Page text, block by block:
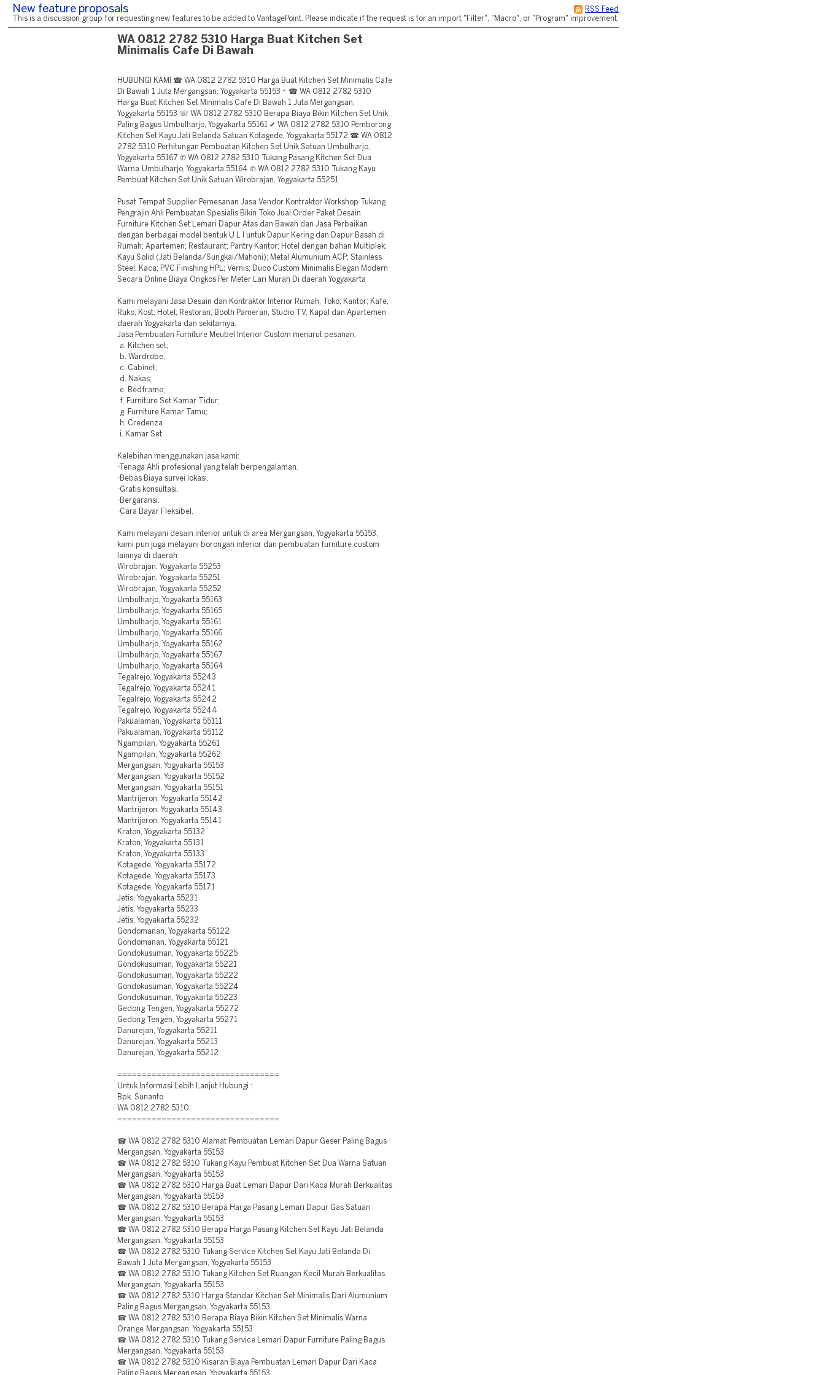
RSS Feed
New feature proposals
This is a discussion group for requesting new features to be added to VantagePoint. Please indicate if the request is for an import "Filter", "Macro", or "Program" improvement.
WA 0812 2782 5310 Harga Buat Kitchen Set
Minimalis Cafe Di Bawah
HUBUNGI KAMI ☎ WA 0812 2782 5310 Harga Buat Kitchen Set Minimalis Cafe
Di Bawah 1 Juta Mergangsan, Yogyakarta 55153 ~ ☎ WA 0812 2782 5310
Harga Buat Kitchen Set Minimalis Cafe Di Bawah 1 Juta Mergangsan,
Yogyakarta 55153 ☏ WA 0812 2782 5310 Berapa Biaya Bikin Kitchen Set Unik
Paling Bagus Umbulharjo, Yogyakarta 55161 ✔ WA 0812 2782 5310 Pemborong
Kitchen Set Kayu Jati Belanda Satuan Kotagede, Yogyakarta 55172 ☎ WA 0812
2782 5310 Perhitungan Pembuatan Kitchen Set Unik Satuan Umbulharjo,
Yogyakarta 55167 ✆ WA 0812 2782 5310 Tukang Pasang Kitchen Set Dua
Warna Umbulharjo, Yogyakarta 55164 ✆ WA 0812 2782 5310 Tukang Kayu
Pembuat Kitchen Set Unik Satuan Wirobrajan, Yogyakarta 55251
Pusat Tempat Supplier Pemesanan Jasa Vendor Kontraktor Workshop Tukang
Pengrajin Ahli Pembuatan Spesialis Bikin Toko Jual Order Paket Desain
Furniture Kitchen Set Lemari Dapur Atas dan Bawah dan Jasa Perbaikan
dengan berbagai model bentuk U L I untuk Dapur Kering dan Dapur Basah di
Rumah; Apartemen; Restaurant; Pantry Kantor; Hotel dengan bahan Multiplek;
Kayu Solid (Jati Belanda/Sungkai/Mahoni); Metal Alumunium ACP; Stainless
Steel; Kaca; PVC Finishing HPL; Vernis; Duco Custom Minimalis Elegan Modern
Secara Online Biaya Ongkos Per Meter Lari Murah Di daerah Yogyakarta
Kami melayani Jasa Desain dan Kontraktor Interior Rumah; Toko; Kantor; Kafe;
Ruko; Kost; Hotel; Restoran; Booth Pameran, Studio TV, Kapal dan Apartemen
daerah Yogyakarta dan sekitarnya.
Jasa Pembuatan Furniture Meubel Interior Custom menurut pesanan;
a. Kitchen set;
b. Wardrobe;
c. Cabinet;
d. Nakas;
e. Bedframe;
f. Furniture Set Kamar Tidur;
g. Furniture Kamar Tamu;
h. Credenza
i. Kamar Set
Kelebihan menggunakan jasa kami:
-Tenaga Ahli profesional yang telah berpengalaman.
-Bebas Biaya survei lokasi.
-Gratis konsultasi.
-Bergaransi.
-Cara Bayar Fleksibel.
Kami melayani desain interior untuk di area Mergangsan, Yogyakarta 55153,
kami pun juga melayani borongan interior dan pembuatan furniture custom
lainnya di daerah
Wirobrajan, Yogyakarta 55253
Wirobrajan, Yogyakarta 55251
Wirobrajan, Yogyakarta 55252
Umbulharjo, Yogyakarta 55163
Umbulharjo, Yogyakarta 55165
Umbulharjo, Yogyakarta 55161
Umbulharjo, Yogyakarta 55166
Umbulharjo, Yogyakarta 55162
Umbulharjo, Yogyakarta 55167
Umbulharjo, Yogyakarta 55164
Tegalrejo, Yogyakarta 55243
Tegalrejo, Yogyakarta 55241
Tegalrejo, Yogyakarta 55242
Tegalrejo, Yogyakarta 55244
Pakualaman, Yogyakarta 55111
Pakualaman, Yogyakarta 55112
Ngampilan, Yogyakarta 55261
Ngampilan, Yogyakarta 55262
Mergangsan, Yogyakarta 55153
Mergangsan, Yogyakarta 55152
Mergangsan, Yogyakarta 55151
Mantrijeron, Yogyakarta 55142
Mantrijeron, Yogyakarta 55143
Mantrijeron, Yogyakarta 55141
Kraton, Yogyakarta 55132
Kraton, Yogyakarta 55131
Kraton, Yogyakarta 55133
Kotagede, Yogyakarta 55172
Kotagede, Yogyakarta 55173
Kotagede, Yogyakarta 55171
Jetis, Yogyakarta 55231
Jetis, Yogyakarta 55233
Jetis, Yogyakarta 55232
Gondomanan, Yogyakarta 55122
Gondomanan, Yogyakarta 55121
Gondokusuman, Yogyakarta 55225
Gondokusuman, Yogyakarta 55221
Gondokusuman, Yogyakarta 55222
Gondokusuman, Yogyakarta 55224
Gondokusuman, Yogyakarta 55223
Gedong Tengen, Yogyakarta 55272
Gedong Tengen, Yogyakarta 55271
Danurejan, Yogyakarta 55211
Danurejan, Yogyakarta 55213
Danurejan, Yogyakarta 55212
=================================
Untuk Informasi Lebih Lanjut Hubungi :
Bpk. Sunanto
WA 0812 2782 5310
=================================
☎ WA 0812 2782 5310 Alamat Pembuatan Lemari Dapur Geser Paling Bagus
Mergangsan, Yogyakarta 55153
☎ WA 0812 2782 5310 Tukang Kayu Pembuat Kitchen Set Dua Warna Satuan
Mergangsan, Yogyakarta 55153
☎ WA 0812 2782 5310 Harga Buat Lemari Dapur Dari Kaca Murah Berkualitas
Mergangsan, Yogyakarta 55153
☎ WA 0812 2782 5310 Berapa Harga Pasang Lemari Dapur Gas Satuan
Mergangsan, Yogyakarta 55153
☎ WA 0812 2782 5310 Berapa Harga Pasang Kitchen Set Kayu Jati Belanda
Mergangsan, Yogyakarta 55153
☎ WA 0812 2782 5310 Tukang Service Kitchen Set Kayu Jati Belanda Di
Bawah 1 Juta Mergangsan, Yogyakarta 55153
☎ WA 0812 2782 5310 Tukang Kitchen Set Ruangan Kecil Murah Berkualitas
Mergangsan, Yogyakarta 55153
☎ WA 0812 2782 5310 Harga Standar Kitchen Set Minimalis Dari Alumunium
Paling Bagus Mergangsan, Yogyakarta 55153
☎ WA 0812 2782 5310 Berapa Biaya Bikin Kitchen Set Minimalis Warna
Orange Mergangsan, Yogyakarta 55153
☎ WA 0812 2782 5310 Tukang Service Lemari Dapur Furniture Paling Bagus
Mergangsan, Yogyakarta 55153
☎ WA 0812 2782 5310 Kisaran Biaya Pembuatan Lemari Dapur Dari Kaca
Paling Bagus Mergangsan, Yogyakarta 55153